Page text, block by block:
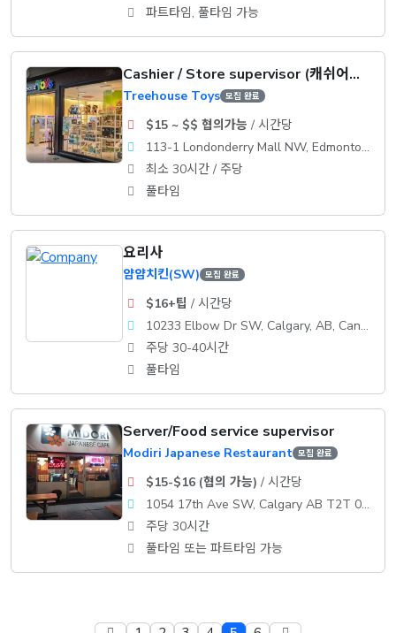
파트타임, 풀타임 가능
Cashier / Store supervisor (캐쉬어/수퍼바이저)
Treehouse Toys 모집 완료
$15 ~ $$ 협의가능 / 시간당
113-1 Londonderry Mall NW, Edmonton, AB T5C 3C8
최소 30시간 / 주당
풀타임
요리사
얌얌치킨(SW) 모집 완료
$16+팁 / 시간당
10233 Elbow Dr SW, Calgary, AB, Canada
주당 30-40시간
풀타임
Server/Food service supervisor
Modiri Japanese Restaurant 모집 완료
$15-$16 (협의 가능) / 시간당
1054 17th Ave SW, Calgary AB T2T 0A5
주당 30시간
풀타임 또는 파트타임 가능